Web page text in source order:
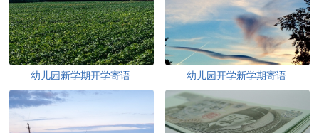
幼儿园新学期开学寄语 幼儿园开学新学期寄语